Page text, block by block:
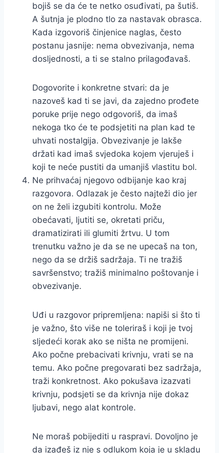
bojiš se da će te netko osuđivati, pa šutiš.
A šutnja je plodno tlo za nastavak obrasca.
Kada izgovoriš činjenice naglas, često
postanu jasnije: nema obvezivanja, nema
dosljednosti, a ti se stalno prilagođavaš.
Dogovorite i konkretne stvari: da je
nazoveš kad ti se javi, da zajedno prođete
poruke prije nego odgovoriš, da imaš
nekoga tko će te podsjetiti na plan kad te
uhvati nostalgija. Obvezivanje je lakše
držati kad imaš svjedoka kojem vjeruješ i
koji te neće pustiti da umanjiš vlastitu bol.
Ne prihvaćaj njegovo odbijanje kao kraj
razgovora. Odlazak je često najteži dio jer
on ne želi izgubiti kontrolu. Može
obećavati, ljutiti se, okretati priču,
dramatizirati ili glumiti žrtvu. U tom
trenutku važno je da se ne upecaš na ton,
nego da se držiš sadržaja. Ti ne tražiš
savršenstvo; tražiš minimalno poštovanje i
obvezivanje.
Uđi u razgovor pripremljena: napiši si što ti
je važno, što više ne toleriraš i koji je tvoj
sljedeći korak ako se ništa ne promijeni.
Ako počne prebacivati krivnju, vrati se na
temu. Ako počne pregovarati bez sadržaja,
traži konkretnost. Ako pokušava izazvati
krivnju, podsjeti se da krivnja nije dokaz
ljubavi, nego alat kontrole.
Ne moraš pobijediti u raspravi. Dovoljno je
da izađeš iz nje s odlukom koja je u skladu